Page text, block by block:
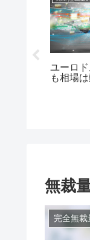
ユーロ
も相場
無裁
完全無